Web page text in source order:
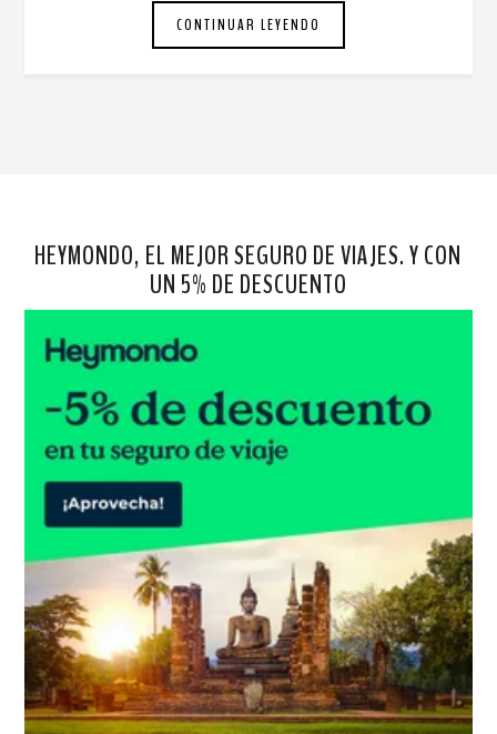
CONTINUAR LEYENDO
HEYMONDO, EL MEJOR SEGURO DE VIAJES. Y CON
UN 5% DE DESCUENTO